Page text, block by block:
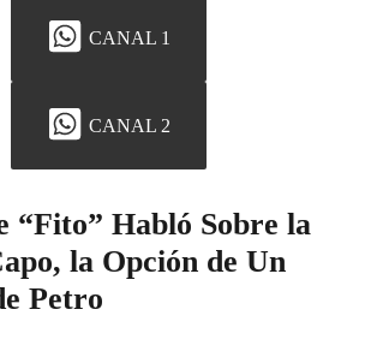
CANAL 1
CANAL 2
“Fito” Habló Sobre la
la Opción de Un
Petro